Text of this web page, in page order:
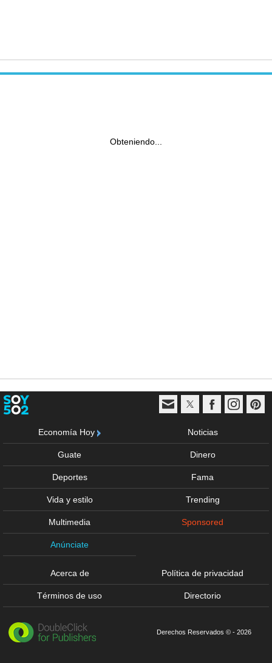
Obteniendo...
Economía Hoy Noticias
Guate Dinero
Deportes Fama
Vida y estilo Trending
Multimedia Sponsored
Anúnciate
Acerca de Política de privacidad
Términos de uso Directorio
Derechos Reservados © - 2026